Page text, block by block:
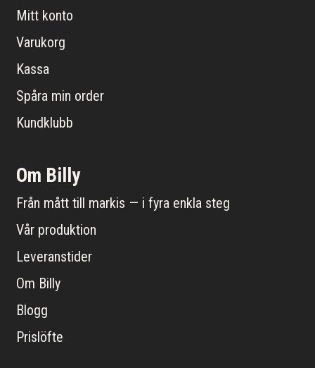
Mitt konto
Varukorg
Kassa
Spåra min order
Kundklubb
Om Billy
Från mått till markis — i fyra enkla steg
Vår produktion
Leveranstider
Om Billy
Blogg
Prislöfte